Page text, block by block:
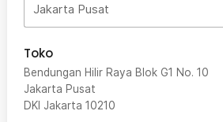
Jakarta Pusat
Toko
Bendungan Hilir Raya Blok G1 No. 10
Jakarta Pusat
DKI Jakarta 10210